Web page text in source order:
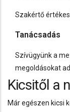
Szakértő
Tanácsadás
Szívügyünk a
megoldásokat
Kicsitől a
Már egészen kicsi